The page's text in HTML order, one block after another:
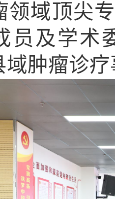
领域顶尖
员及学术
域肿瘤诊